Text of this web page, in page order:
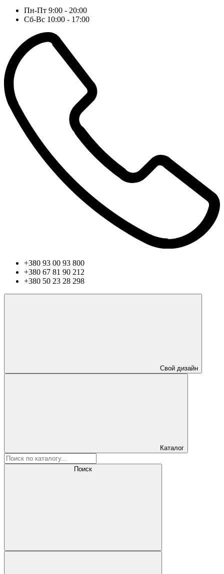
Пн-Пт 9:00 - 20:00
Сб-Вс 10:00 - 17:00
+380 93 00 93 800
+380 67 81 90 212
+380 50 23 28 298
Свой дизайн
Каталог
Поиск